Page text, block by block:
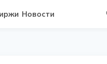
Новости